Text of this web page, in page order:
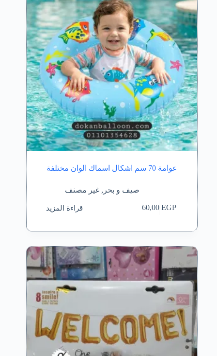
عوامة 70 سم اشكال اسماك الوان مختلفة
صيف و بحر ,غير مصنف
60,00EGP قراءة المزيد